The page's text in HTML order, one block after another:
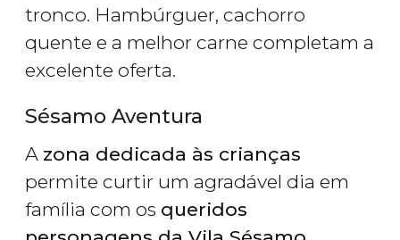
tronco. Hambúrguer, cachorro
quente e a melhor carne completam a
excelente oferta.
Sésamo Aventura
A zona dedicada às crianças
permite curtir um agradável dia em
família com os queridos